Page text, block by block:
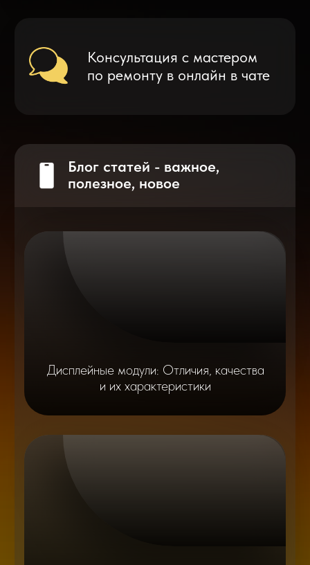
Что делать после замены аккумулятора
на смартфоне?